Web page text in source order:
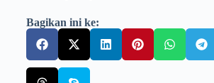
Bagikan ini ke: